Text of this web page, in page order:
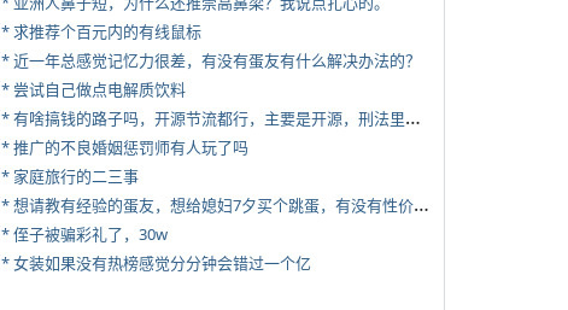
* 求推荐个百元内的有线鼠标
* 近一年总感觉记忆力很差，有没有蛋友有什么解决办法的？
* 尝试自己做点电解质饮料
*
有啥搞钱的路子吗，开源节流都行，主要是开源，刑法里的咱不做
* 推广的不良婚姻惩罚师有人玩了吗
* 家庭旅行的二三事
*
想请教有经验的蛋友，想给媳妇7夕买个跳蛋，有没有性价比高的推荐
* 侄子被骗彩礼了，30w
* 女装如果没有热榜感觉分分钟会错过一个亿